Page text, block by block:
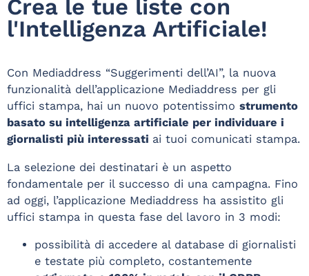
Crea le tue liste con
l'Intelligenza Artificiale!
Con Mediaddress “Suggerimenti dell’AI”, la nuova
funzionalità dell’applicazione Mediaddress per gli
uffici stampa, hai un nuovo potentissimo strumento
basato su intelligenza artificiale per individuare i
giornalisti più interessati ai tuoi comunicati stampa.
La selezione dei destinatari è un aspetto
fondamentale per il successo di una campagna. Fino
ad oggi, l’applicazione Mediaddress ha assistito gli
uffici stampa in questa fase del lavoro in 3 modi:
possibilità di accedere al database di giornalisti
e testate più completo, costantemente